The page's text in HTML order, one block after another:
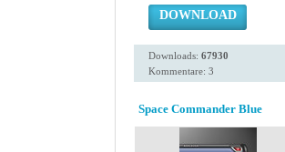
DOWNLOAD
Downloads: 67930
Kommentare: 3
Space Commander Blue